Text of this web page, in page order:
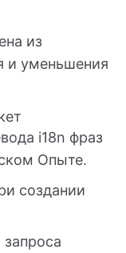
из
и уменьшения
i18n фраз
Опыте.
создании